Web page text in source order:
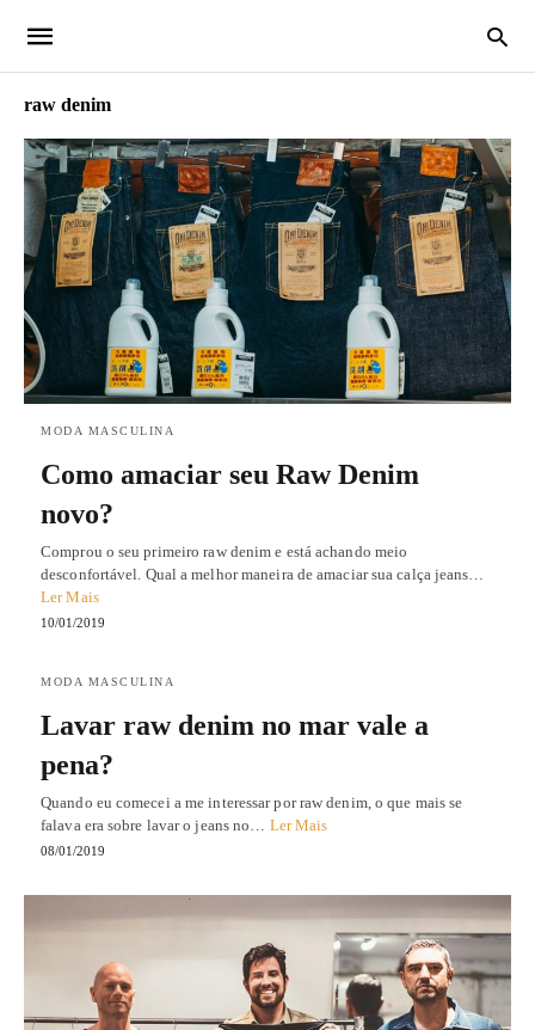
raw denim
MODA MASCULINA
Como amaciar seu Raw Denim
novo?
Comprou o seu primeiro raw denim e está achando meio
desconfortável. Qual a melhor maneira de amaciar sua calça jeans…
Ler Mais
10/01/2019
MODA MASCULINA
Lavar raw denim no mar vale a
pena?
Quando eu comecei a me interessar por raw denim, o que mais se
falava era sobre lavar o jeans no… Ler Mais
08/01/2019